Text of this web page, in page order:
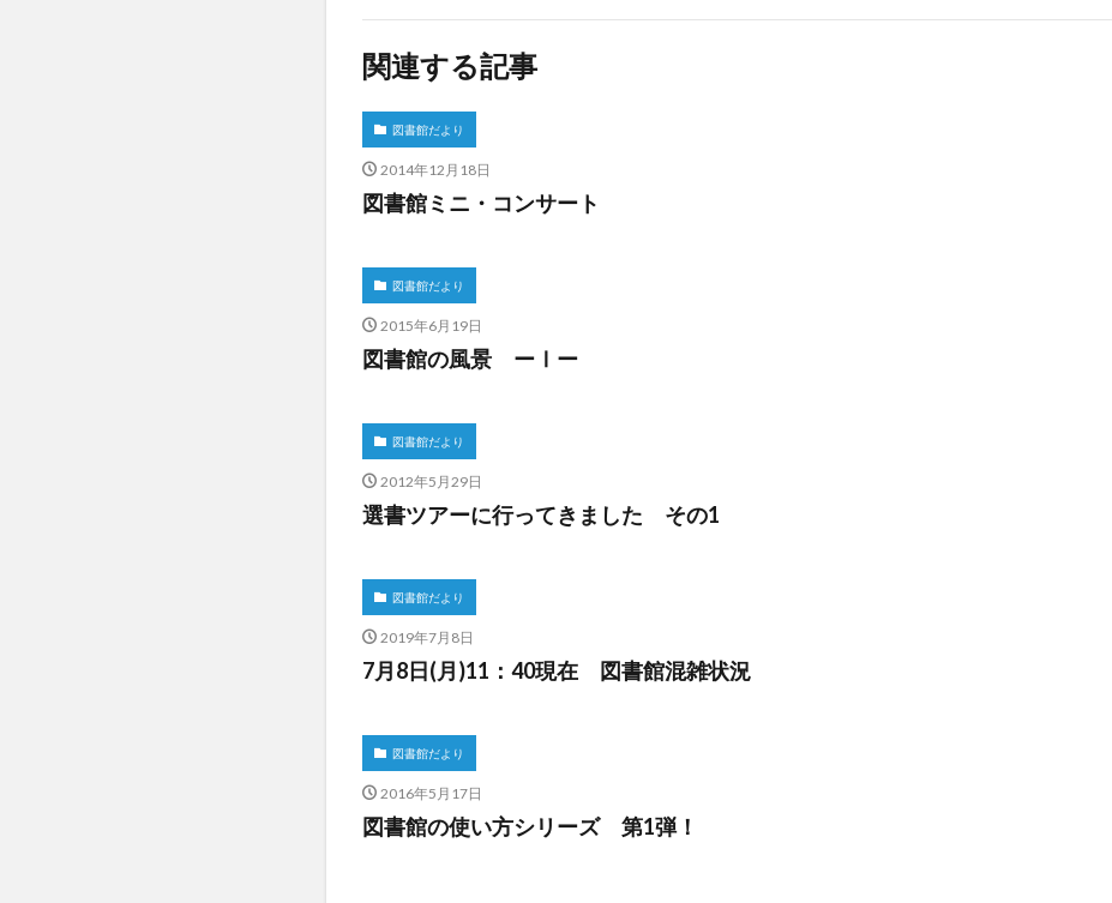
関連する記事
図書館だより
2014年12月18日
図書館ミニ・コンサート
図書館だより
2015年6月19日
図書館の風景 ーⅠー
図書館だより
2012年5月29日
選書ツアーに行ってきました その1
図書館だより
2019年7月8日
7月8日(月)11：40現在 図書館混雑状況
図書館だより
2016年5月17日
図書館の使い方シリーズ 第1弾！